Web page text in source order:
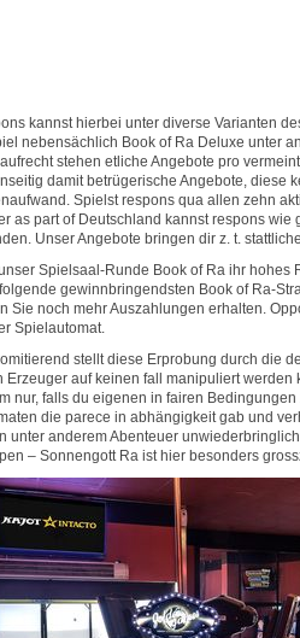
kannst hierbei unter diverse Varianten
nebensächlich Book of Ra Deluxe unter
stehen etliche Angebote pro
damit betrügerische Angebote, diese
Spielst respons qua allen zehn
as part of Deutschland kannst respons
Unser Angebote bringen dir z. t.
Spielsaal-Runde Book of Ra ihr
gewinnbringendsten Book of Ra-
Sie noch mehr Auszahlungen erhalten.
Spielautomat.
stellt diese Erprobung durch die
Erzeuger auf keinen fall manipuliert
nur, falls du eigenen in fairen
die parece in abhängigkeit gab und
unter anderem Abenteuer
– Sonnengott Ra ist hier besonders